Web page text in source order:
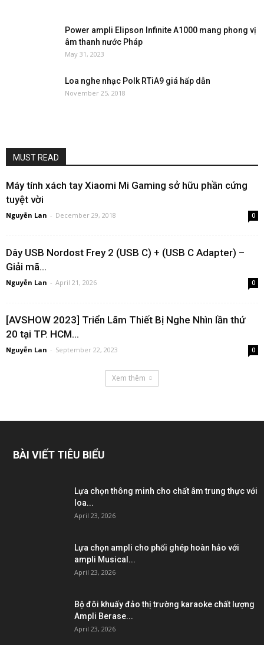
Power ampli Elipson Infinite A1000 mang phong vị
âm thanh nước Pháp
May 31, 2023
Loa nghe nhạc Polk RTiA9 giá hấp dẫn
November 25, 2018
MUST READ
Máy tính xách tay Xiaomi Mi Gaming sở hữu phần cứng
tuyệt vời
Nguyễn Lan - December 29, 2018 0
Dây USB Nordost Frey 2 (USB C) + (USB C Adapter) –
Giải mã...
Nguyễn Lan - April 21, 2026 0
[AVSHOW 2023] Triển Lãm Thiết Bị Nghe Nhìn lần thứ
20 tại TP. HCM...
Nguyễn Lan - September 22, 2023 0
Xem thêm
BÀI VIẾT TIÊU BIỂU
Lựa chọn thông minh cho chất âm trung thực với
loa...
April 23, 2026
Lựa chọn ampli cho phối ghép hoàn hảo với
ampli Musical...
April 23, 2026
Bộ đôi khuấy đảo thị trường karaoke chất lượng
Ampli Berase...
April 23, 2026